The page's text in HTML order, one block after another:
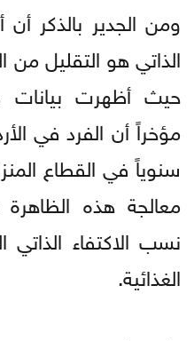
ومن الجدير بالذكر أن
الذاتي هو التقليل من
حيث أظهرت بيانات
سنوياً في القطاع
معالجة هذه
نسب الاكتفاء
الغذائية.